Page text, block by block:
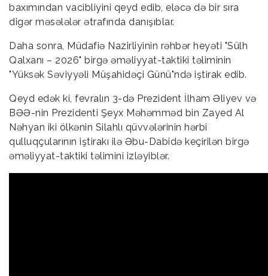
baxımından vacibliyini qeyd edib, eləcə də bir sıra
digər məsələlər ətrafında danışıblar.
Daha sonra, Müdafiə Nazirliyinin rəhbər heyəti "Sülh
Qalxanı – 2026" birgə əməliyyat-taktiki təliminin
"Yüksək Səviyyəli Müşahidəçi Günü"ndə iştirak edib.
Qeyd edək ki, fevralın 3-də Prezident İlham Əliyev və
BƏƏ-nin Prezidenti Şeyx Məhəmməd bin Zayed Al
Nəhyan iki ölkənin Silahlı qüvvələrinin hərbi
qulluqçularının iştirakı ilə Əbu-Dabidə keçirilən birgə
əməliyyat-taktiki təlimini izləyiblər.